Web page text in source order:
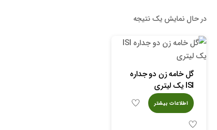
در حال نمایش یک نتیجه
گل خامه زن دو جداره
ISI یک لیتری
اطلاعات بیشتر